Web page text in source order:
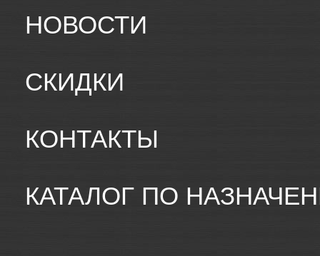
НОВОСТИ
СКИДКИ
КОНТАКТЫ
КАТАЛОГ ПО